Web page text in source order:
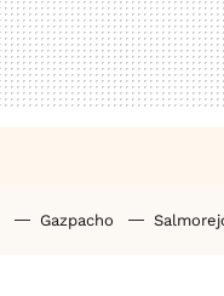
Gazpacho